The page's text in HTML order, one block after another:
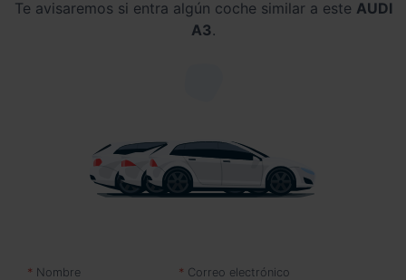
Te avisaremos si entra algún coche similar a este AUDI
A3.
Nombre Correo electrónico